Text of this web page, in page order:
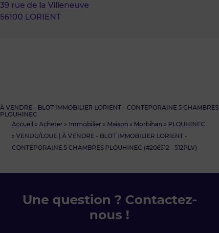
Accueil » Acheter » Immobilier » Maison » Morbihan » PLOUHINEC
» VENDU/LOUE | À VENDRE - BLOT IMMOBILIER LORIENT -
CONTEPORAINE 5 CHAMBRES PLOUHINEC (#206512 - 512PLV)
À VENDRE - BLOT IMMOBILIER LORIENT - CONTEPORAINE 5 CHAMBRES
PLOUHINEC
39 rue de la Villeneuve
56100 LORIENT
Une question ? Contactez-
nous !